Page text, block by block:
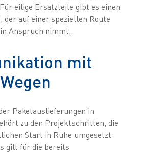
eilige Ersatzteile gibt es einen
der auf einer speziellen Route
Anspruch nimmt.
mit
Paketauslieferungen in
zu den Projektschritten, die
Start in Ruhe umgesetzt
gilt für die bereits